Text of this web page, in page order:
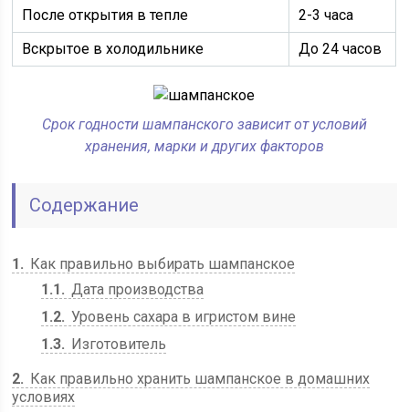
После открытия в тепле
2-3 часа
Вскрытое в холодильнике
До 24 часов
Срок годности шампанского зависит от условий
хранения, марки и других факторов
Содержание
1
Как правильно выбирать шампанское
1.1
Дата производства
1.2 Уровень сахара в игристом вине
1.3
Изготовитель
2
Как правильно хранить шампанское в домашних
условиях